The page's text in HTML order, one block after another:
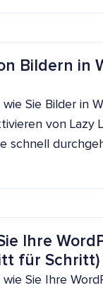
Bildern in
Sie Bilder in
von Lazy
schnell
Ihre
für Schritt)
Sie Ihre